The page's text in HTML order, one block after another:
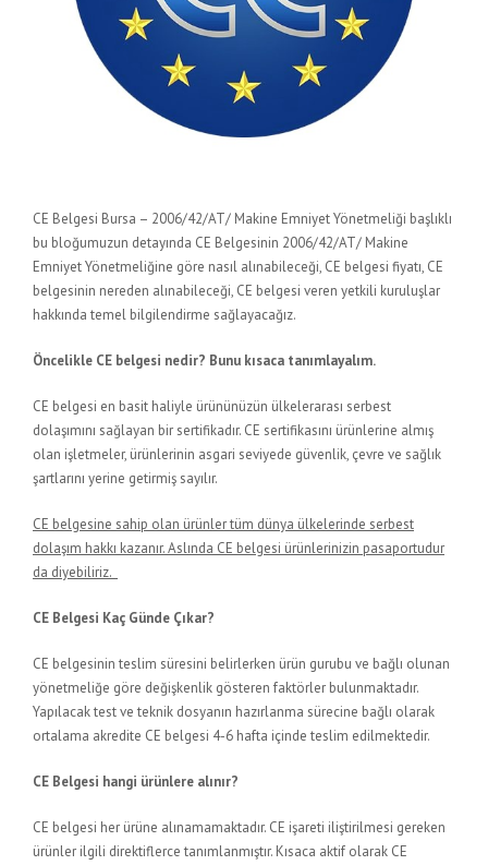
CE Belgesi Bursa – 2006/42/AT/ Makine Emniyet Yönetmeliği başlıklı
bu bloğumuzun detayında CE Belgesinin 2006/42/AT/ Makine
Emniyet Yönetmeliğine göre nasıl alınabileceği, CE belgesi fiyatı, CE
belgesinin nereden alınabileceği, CE belgesi veren yetkili kuruluşlar
hakkında temel bilgilendirme sağlayacağız.
Öncelikle CE belgesi nedir? Bunu kısaca tanımlayalım.
CE belgesi en basit haliyle ürününüzün ülkelerarası serbest
dolaşımını sağlayan bir sertifikadır. CE sertifikasını ürünlerine almış
olan işletmeler, ürünlerinin asgari seviyede güvenlik, çevre ve sağlık
şartlarını yerine getirmiş sayılır.
CE belgesine sahip olan ürünler tüm dünya ülkelerinde serbest
dolaşım hakkı kazanır. Aslında CE belgesi ürünlerinizin pasaportudur
da diyebiliriz.
CE Belgesi Kaç Günde Çıkar?
CE belgesinin teslim süresini belirlerken ürün gurubu ve bağlı olunan
yönetmeliğe göre değişkenlik gösteren faktörler bulunmaktadır.
Yapılacak test ve teknik dosyanın hazırlanma sürecine bağlı olarak
ortalama akredite CE belgesi 4-6 hafta içinde teslim edilmektedir.
CE Belgesi hangi ürünlere alınır?
CE belgesi her ürüne alınamamaktadır. CE işareti iliştirilmesi gereken
ürünler ilgili direktiflerce tanımlanmıştır. Kısaca aktif olarak CE